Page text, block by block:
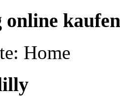
online kaufen
Home